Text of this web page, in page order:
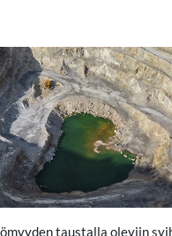
taustalla oleviin